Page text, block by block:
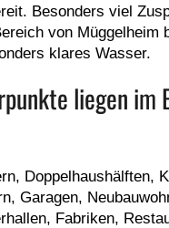
Besonders viel
von Müggelheim
klares Wasser.
liegen im
Doppelhaushälften,
Garagen,
Fabriken,